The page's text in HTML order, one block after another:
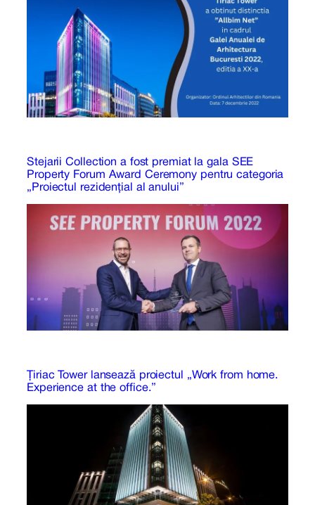
Stejarii Collection a fost premiat la gala SEE
Property Forum Award Ceremony pentru categoria
„Proiectul rezidențial al anului”
Ţiriac Tower lansează proiectul „Work from home.
Experience at the office.”